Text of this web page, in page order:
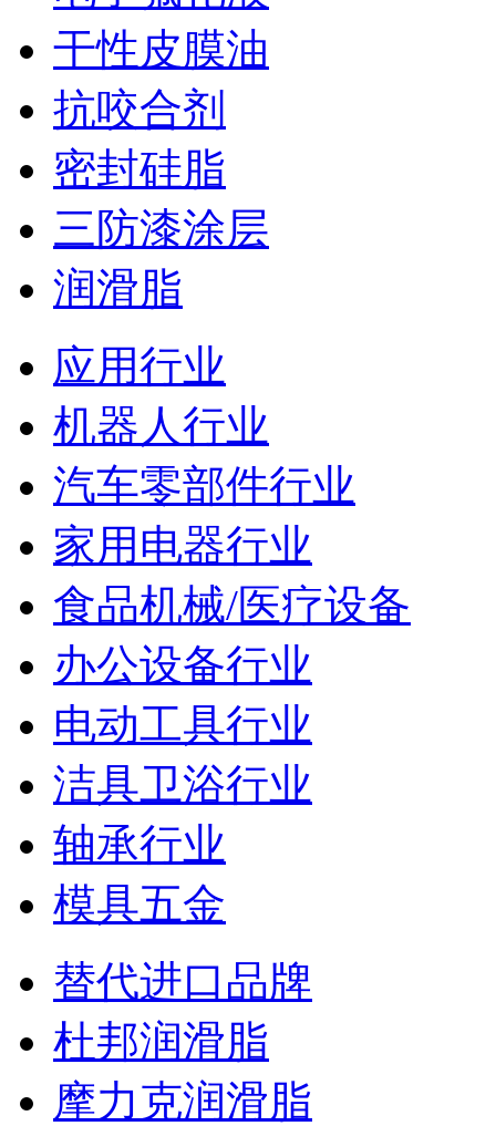
干性皮膜油
抗咬合剂
密封硅脂
三防漆涂层
润滑脂
应用行业
机器人行业
汽车零部件行业
家用电器行业
食品机械/医疗设备
办公设备行业
电动工具行业
洁具卫浴行业
轴承行业
模具五金
替代进口品牌
杜邦润滑脂
摩力克润滑脂